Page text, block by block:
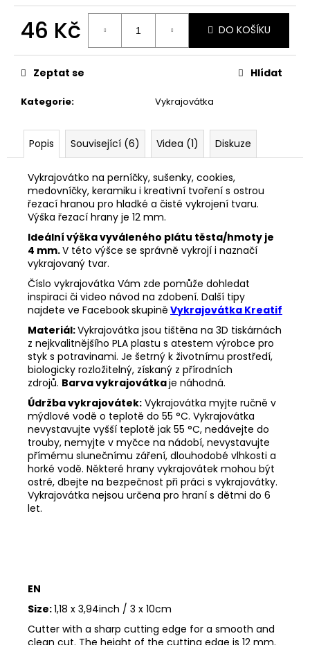
46 Kč
cena:
DO KOŠÍKU
Kategorie: Vykrajovátka
Zeptat se Hlídat
Popis Související (6) Videa (1) Diskuze
Vykrajovátko na perníčky, sušenky, cookies,
medovníčky, keramiku i kreativní tvoření s ostrou
řezací hranou pro hladké a čisté vykrojení tvaru.
Výška řezací hrany je 12 mm.
Ideální výška vyváleného plátu těsta/hmoty je
4 mm.V této výšce se správně vykrojí i naznačí
vykrajovaný tvar.
Číslo vykrajovátka Vám zde pomůže dohledat
inspiraci či video návod na zdobení. Další tipy
najdete ve Facebookskupině Vykrajovátka Kreatif
Materiál:Vykrajovátka jsou tištěna na 3D tiskárnách
z nejkvalitnějšího PLA plastu s atestem výrobce pro
styk s potravinami. Je šetrný k životnímu prostředí,
biologicky rozložitelný, získaný z přírodních
zdrojů. Barva vykrajovátkaje náhodná.
Údržba vykrajovátek: Vykrajovátka myjte ručně v
mýdlové vodě o teplotě do 55 °C. Vykrajovátka
nevystavujte vyšší teplotě jak 55 °C, nedávejte do
trouby, nemyjte v myčce na nádobí, nevystavujte
přímému slunečnímu záření, dlouhodobé vlhkosti a
horké vodě. Některé hrany vykrajovátek mohou být
ostré, dbejte na bezpečnost při práci s vykrajovátky.
Vykrajovátka nejsou určena pro hraní s dětmi do 6
let.
EN
Size:1,18 x 3,94inch / 3 x 10cm
Cutter with a sharp cutting edge for a smooth and
clean cut. The height of the cutting edge is 12 mm.
u
u
j
e
e
VYKRAJOVÁTKA
CHRISTMAS
#423
49
Kč